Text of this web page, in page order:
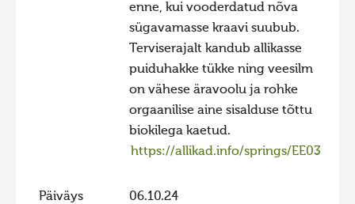
enne, kui vooderdatud nõva
sügavamasse kraavi suubub.
Terviserajalt kandub allikasse
puiduhakke tükke ning veesilm
on vähese äravoolu ja rohke
orgaanilise aine sisalduse tõttu
biokilega kaetud.
https://allikad.info/springs/EE03229/
Päiväys 06.10.24